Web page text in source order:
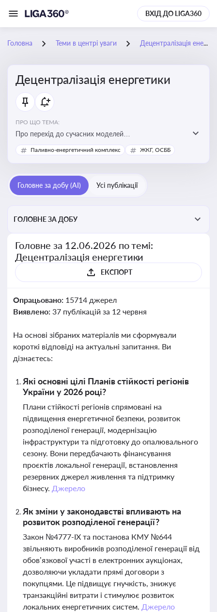
ВХІД ДО LIGA360
Головна Теми в центрі уваги Децентралізація енергетики
Децентралізація енергетики
ПРО ЩО ТЕМА:
Про перехід до сучасних моделей
енергозабезпечення, де виробництво електроенергії
здійснюється ближче до споживача. Це важливо для
втрат при транспортуванні енергії та стимулювання
розвитку відновлюваних джерел
Паливно-енергетичний комплекс ЖКГ, ОСББ
Головне за добу (AI) Усі публікації
ГОЛОВНЕ ЗА ДОБУ
Головне за 12.06.2026 по темі:
Децентралізація енергетики
ЕКСПОРТ
Опрацьовано: 15714 джерел
Виявлено: 37 публікацій за 12 червня
На основі зібраних матеріалів ми сформували
короткі відповіді на актуальні запитання. Ви
дізнаєтесь:
Які основні цілі Планів стійкості регіонів
України у 2026 році?
Плани стійкості регіонів спрямовані на
підвищення енергетичної безпеки, розвиток
розподіленої генерації, модернізацію
інфраструктури та підготовку до опалювального
сезону. Вони передбачають фінансування
проєктів локальної генерації, встановлення
резервних джерел живлення та підтримку
бізнесу. Джерело
Як зміни у законодавстві впливають на
розвиток розподіленої генерації?
Закон №4777-IX та постанова КМУ №644
звільняють виробників розподіленої генерації від
обов’язкової участі в електронних аукціонах,
дозволяючи укладати прямі договори з
покупцями. Це підвищує гнучкість, знижує
транзакційні витрати і стимулює розвиток
локальних енергетичних систем. Джерело